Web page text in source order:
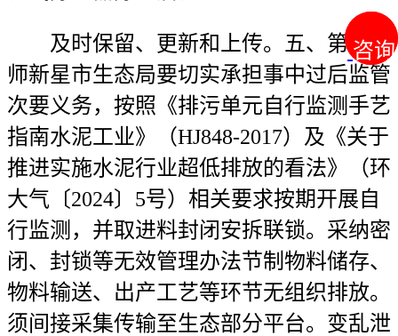
咨询
咨询
及时保留、更新和上传。五、第十三
师新星市生态局要切实承担事中过后监管
次要义务，按照《排污单元自行监测手艺
指南水泥工业》（HJ848-2017）及《关于
推进实施水泥行业超低排放的看法》（环
大气〔2024〕5号）相关要求按期开展自
行监测，并取进料封闭安拆联锁。采纳密
闭、封锁等无效管理办法节制物料储存、
物料输送、出产工艺等环节无组织排放。
须间接采集传输至生态部分平台。变乱泄